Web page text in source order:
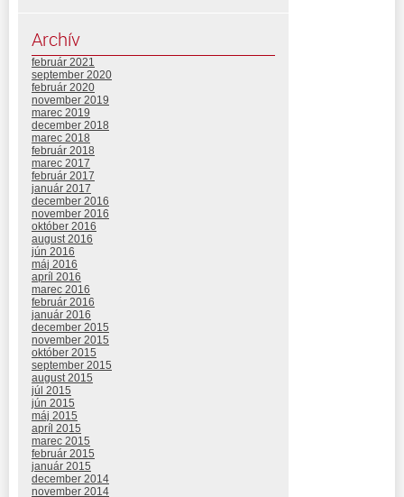
Archív
február 2021
september 2020
február 2020
november 2019
marec 2019
december 2018
marec 2018
február 2018
marec 2017
február 2017
január 2017
december 2016
november 2016
október 2016
august 2016
jún 2016
máj 2016
apríl 2016
marec 2016
február 2016
január 2016
december 2015
november 2015
október 2015
september 2015
august 2015
júl 2015
jún 2015
máj 2015
apríl 2015
marec 2015
február 2015
január 2015
december 2014
november 2014